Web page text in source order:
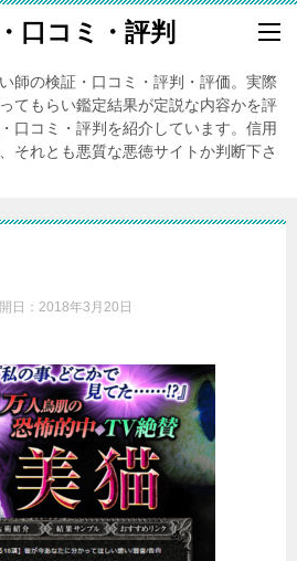
口コミ・評判
師の検証・口コミ・評判・評価。実際
てもらい鑑定結果が定説な内容かを評
口コミ・評判を紹介しています。信用
それとも悪質な悪徳サイトか判断下さ
日： 2018年3月20日